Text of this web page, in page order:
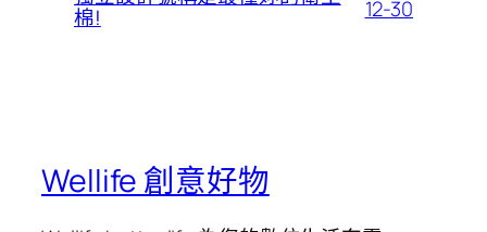
棉!
12-30
Wellife 創意好物